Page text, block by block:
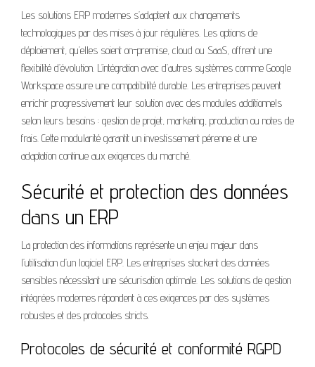
Les solutions ERP modernes s’adaptent aux changements
technologiques par des mises à jour régulières. Les options de
déploiement, qu’elles soient on-premise, cloud ou SaaS, offrent une
flexibilité d’évolution. L’intégration avec d’autres systèmes comme Google
Workspace assure une compatibilité durable. Les entreprises peuvent
enrichir progressivement leur solution avec des modules additionnels
selon leurs besoins : gestion de projet, marketing, production ou notes de
frais. Cette modularité garantit un investissement pérenne et une
adaptation continue aux exigences du marché.
Sécurité et protection des données
dans un ERP
La protection des informations représente un enjeu majeur dans
l’utilisation d’un logiciel ERP. Les entreprises stockent des données
sensibles nécessitant une sécurisation optimale. Les solutions de gestion
intégrées modernes répondent à ces exigences par des systèmes
robustes et des protocoles stricts.
Protocoles de sécurité et conformité RGPD